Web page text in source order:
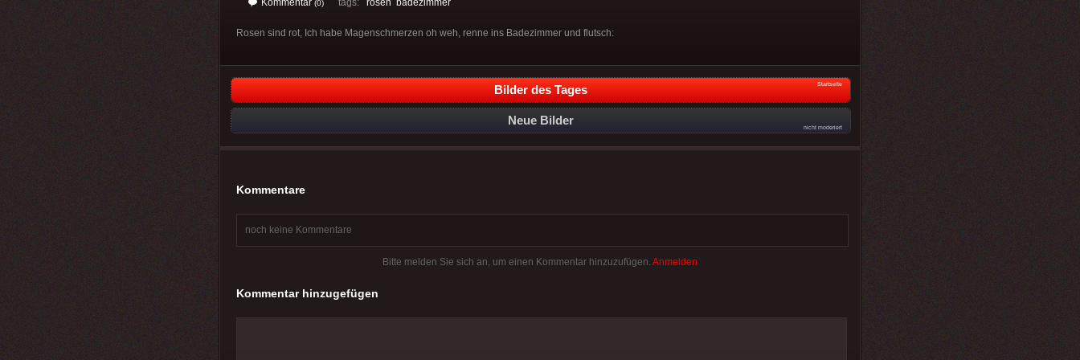
Kommentar (0) tags: rosen badezimmer
Rosen sind rot, Ich habe Magenschmerzen oh weh, renne ins Badezimmer und flutsch:
Bilder des Tages Startseite
Neue Bilder
nicht moderiert
Kommentare
noch keine Kommentare
Bitte melden Sie sich an, um einen Kommentar hinzuzufügen. Anmelden
Kommentar hinzugefügen